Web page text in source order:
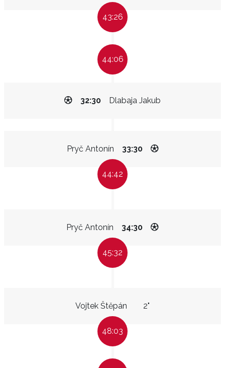
43:26
44:06
Dlabaja Jakub
32:30
Pryč Antonín 33:30
44:42
Pryč Antonín 34:30
45:32
Vojtek Štěpán 2"
48:03